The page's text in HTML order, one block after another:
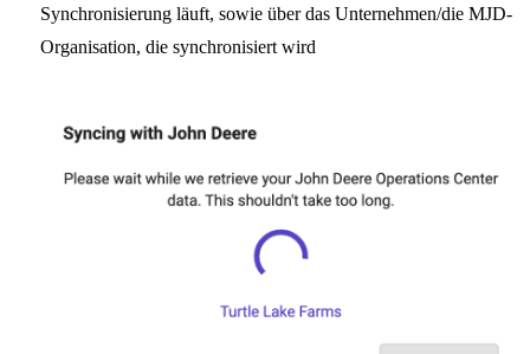
Synchronisierung läuft, sowie über das Unternehmen/die MJD-
Organisation, die synchronisiert wird